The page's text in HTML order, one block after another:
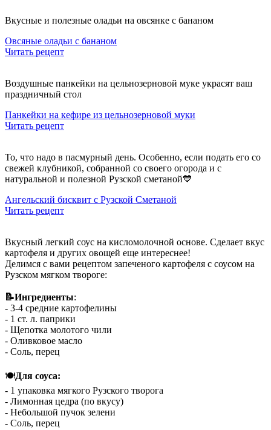
Вкусные и полезные оладьи на овсянке с бананом
Овсяные оладьи с бананом
Читать рецепт
Воздушные панкейки на цельнозерновой муке украсят ваш
праздничный стол
Панкейки на кефире из цельнозерновой муки
Читать рецепт
То, что надо в пасмурный день. Особенно, если подать его со
свежей клубникой, собранной со своего огорода и с
натуральной и полезной Рузской сметаной💙
Ангельский бисквит с Рузской Сметаной
Читать рецепт
Вкусный легкий соус на кисломолочной основе. Сделает вкус
картофеля и других овощей еще интереснее!
Делимся с вами рецептом запеченого картофеля с соусом на
Рузском мягком твороге:
📝Ингредиенты:
- 3-4 средние картофелины
- 1 ст. л. паприки
- Щепотка молотого чили
- Оливковое масло
- Соль, перец
🍽Для соуса:
- 1 упаковка мягкого Рузского творога
- Лимонная цедра (по вкусу)
- Небольшой пучок зелени
- Соль, перец